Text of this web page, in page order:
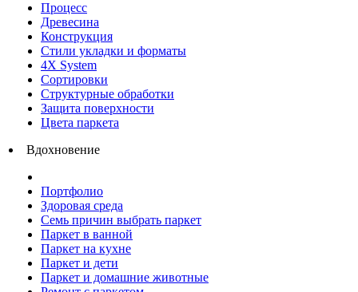
Процесс
Древесина
Конструкция
Стили укладки и форматы
4X System
Сортировки
Структурные обработки
Защита поверхности
Цвета паркета
Вдохновение
Портфолио
Здоровая среда
Семь причин выбрать паркет
Паркет в ванной
Паркет на кухне
Паркет и дети
Паркет и домашние животные